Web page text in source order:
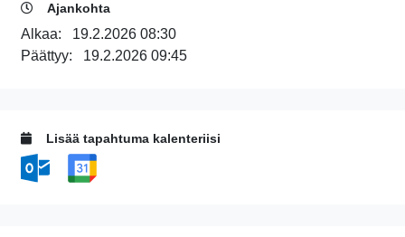
Ajankohta
Alkaa: 19.2.2026 08:30
Päättyy: 19.2.2026 09:45
Lisää tapahtuma kalenteriisi